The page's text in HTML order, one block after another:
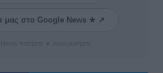
μας στο Google News ★ ↗